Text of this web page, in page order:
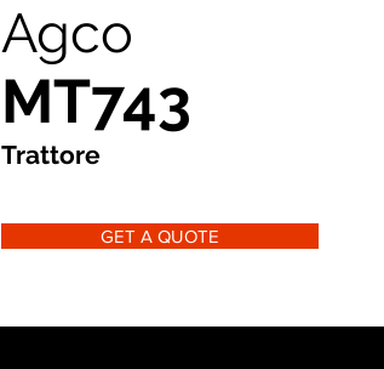
Agco
MT743
Trattore
GET A QUOTE